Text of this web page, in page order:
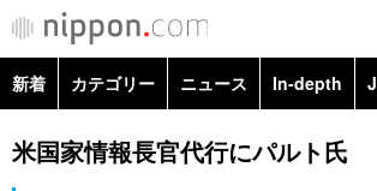
新着 カテゴリー ニュース In-depth
政治・外交
米国家情報長官代行にパルト氏